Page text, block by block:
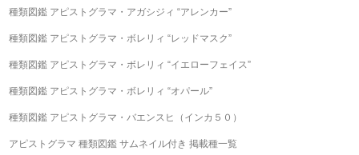
種類図鑑 アピストグラマ・アガシジィ “アレンカー”
種類図鑑 アピストグラマ・ボレリィ “レッドマスク”
種類図鑑 アピストグラマ・ボレリィ “イエローフェイス”
種類図鑑 アピストグラマ・ボレリィ “オパール”
種類図鑑 アピストグラマ・バエンスヒ（インカ５０）
アピストグラマ 種類図鑑 サムネイル付き 掲載種一覧